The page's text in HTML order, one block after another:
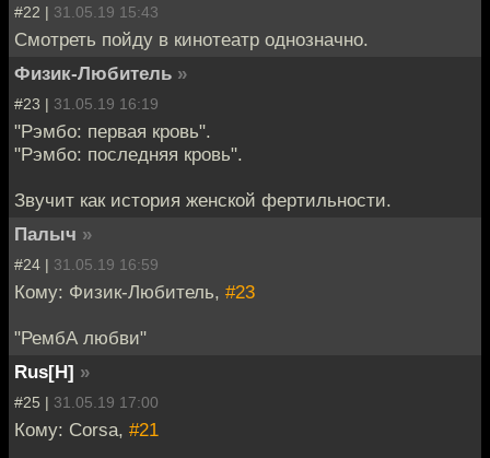
#22 | 31.05.19 15:43
Смотреть пойду в кинотеатр однозначно.
Физик-Любитель »
#23 | 31.05.19 16:19
"Рэмбо: первая кровь".
"Рэмбо: последняя кровь".
Звучит как история женской фертильности.
Палыч »
#24 | 31.05.19 16:59
Кому: Физик-Любитель, #23
"РембА любви"
Rus[H] »
#25 | 31.05.19 17:00
Кому: Corsa, #21